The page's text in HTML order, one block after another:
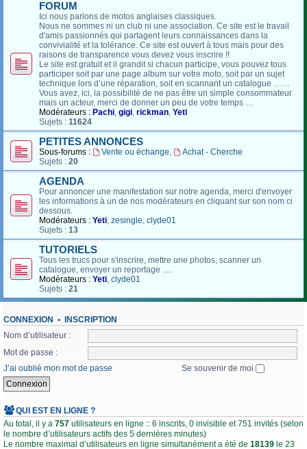
FORUM
Ici nous parlons de motos anglaises classiques.
Nous ne sommes ni un club ni une association. Ce site est le travail
d'amis passionnés qui partagent leurs connaissances dans la
convivialité et la tolérance. Ce site est ouvert à tous mais pour des
raisons de transparence vous devez vous inscrire !!
Le site est gratuit et il grandit si chacun participe, vous pouvez tous
participer soit par une page album sur votre moto, soit par un sujet
technique lors d’une réparation, soit en scannant un catalogue ……
Vous avez, ici, la possibilité de ne pas être un simple consommateur
mais un acteur, merci de donner un peu de votre temps …
Modérateurs : Pachi, gigi, rickman, Yeti
Sujets : 11624
PETITES ANNONCES
Sous-forums : Vente ou échange,
Achat - Cherche
Sujets : 20
AGENDA
Pour annoncer une manifestation sur notre agenda, merci d'envoyer
les informations à un de nos modérateurs en cliquant sur son nom ci
dessous.
Modérateurs : Yeti, zesingle, clyde01
Sujets : 13
TUTORIELS
Tous les trucs pour s'inscrire, mettre une photos, scanner un
catalogue, envoyer un reportage .....
Modérateurs : Yeti, clyde01
Sujets : 21
CONNEXION • INSCRIPTION
Nom d’utilisateur :
Mot de passe :
J’ai oublié mon mot de passe
Se souvenir de moi
QUI EST EN LIGNE ?
Au total, il y a 757 utilisateurs en ligne :: 6 inscrits, 0 invisible et 751 invités (selon
le nombre d’utilisateurs actifs des 5 dernières minutes)
Le nombre maximal d’utilisateurs en ligne simultanément a été de 18139 le 23